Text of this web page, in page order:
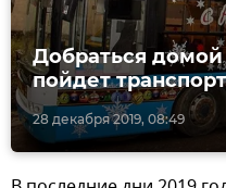
28 декабря 2019, 08:49
Добраться домой
пойдет